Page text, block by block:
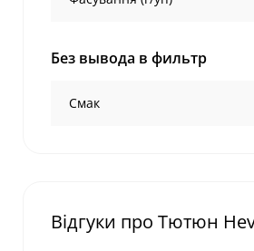
Без вывода в фильтр
Смак
Відгуки про Тютюн